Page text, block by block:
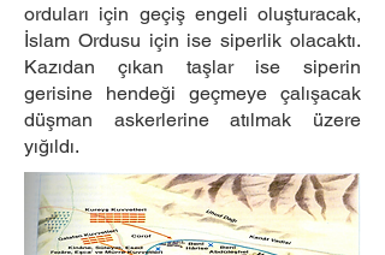
orduları için geçiş engeli oluşturacak,
İslam Ordusu için ise siperlik olacaktı.
Kazıdan çıkan taşlar ise siperin
gerisine hendeği geçmeye çalışacak
düşman askerlerine atılmak üzere
yığıldı.